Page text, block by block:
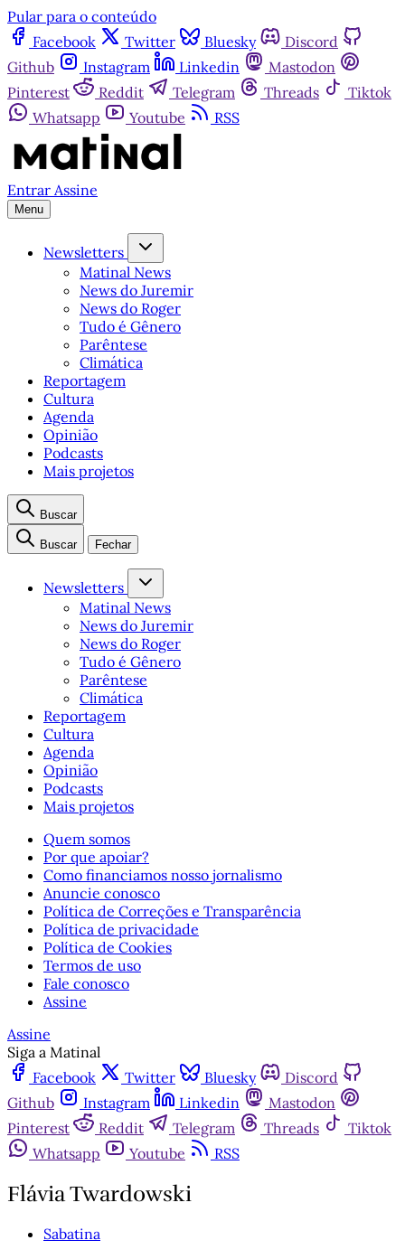
Pular para o conteúdo
Facebook
Twitter Bluesky
Discord
Github
Instagram Linkedin
Mastodon
Pinterest
Reddit Telegram Threads
Tiktok
Whatsapp
Youtube RSS
Entrar Assine
Menu
Newsletters
Matinal News
News do Juremir
News do Roger
Tudo é Gênero
Parêntese
Climática
Reportagem
Cultura
Agenda
Opinião
Podcasts
Mais projetos
Buscar
Buscar Fechar
Newsletters
Matinal News
News do Juremir
News do Roger
Tudo é Gênero
Parêntese
Climática
Reportagem
Cultura
Agenda
Opinião
Podcasts
Mais projetos
Quem somos
Por que apoiar?
Como financiamos nosso jornalismo
Anuncie conosco
Política de Correções e Transparência
Política de privacidade
Política de Cookies
Termos de uso
Fale conosco
Assine
Assine
Siga a Matinal
Facebook
Twitter Bluesky
Discord
Github
Instagram Linkedin
Mastodon
Pinterest
Reddit Telegram Threads
Tiktok
Whatsapp
Youtube RSS
Flávia Twardowski
Sabatina